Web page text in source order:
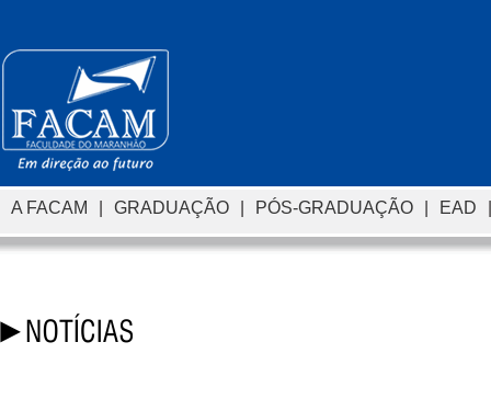
A FACAM | GRADUAÇÃO | PÓS-GRADUAÇÃO | EAD |